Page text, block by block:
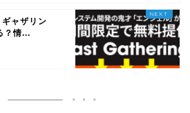
ャザリン
？情...